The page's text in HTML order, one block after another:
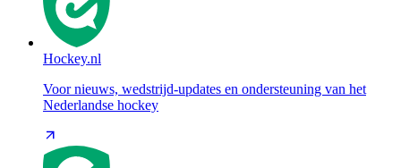
Hockey.nl
Voor nieuws, wedstrijd-updates en ondersteuning van het
Nederlandse hockey